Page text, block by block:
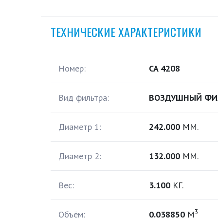
ТЕХНИЧЕСКИЕ ХАРАКТЕРИСТИКИ
Номер: CA 4208
Вид фильтра: ВОЗДУШНЫЙ
Диаметр 1: 242.000 ММ.
Диаметр 2: 132.000 ММ.
Вес: 3.100 КГ.
Объём: 0.038850 М3